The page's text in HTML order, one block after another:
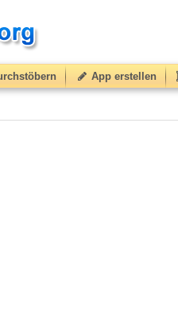
App erstellen